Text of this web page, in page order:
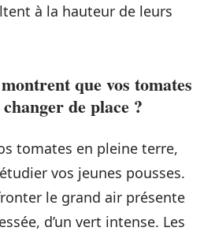
à la hauteur de leurs
que vos tomates
de place ?
tomates en pleine terre,
vos jeunes pousses.
le grand air présente
d’un vert intense. Les